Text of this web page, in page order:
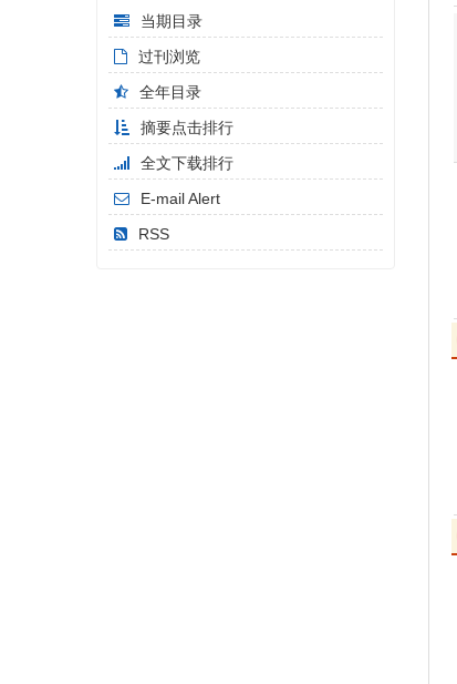
当期目录
过刊浏览
全年目录
摘要点击排行
全文下载排行
E-mail Alert
RSS